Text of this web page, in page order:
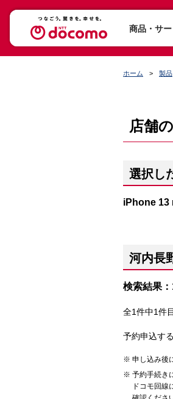
商品・サ
ホーム 製品
店舗
選択し
iPhone 13
河内長
検索結果
全1件中1件
予約申込す
申し込み後
予約手続き
ドコモ回線